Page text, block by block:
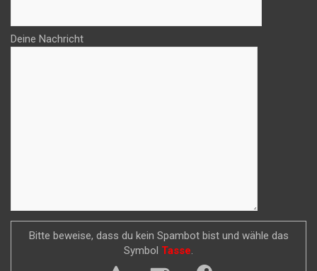
Deine Nachricht
Bitte beweise, dass du kein Spambot bist und wähle das
Symbol Tasse.